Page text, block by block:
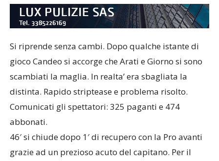
Si riprende senza cambi. Dopo qualche istante di
gioco Candeo si accorge che Arati e Giorno si sono
scambiati la maglia. In realta’ era sbagliata la
distinta. Rapido striptease e problema risolto.
Comunicati gli spettatori: 325 paganti e 474
abbonati.
46′ si chiude dopo 1′ di recupero con la Pro avanti
grazie ad un prezioso acuto del capitano. Per il